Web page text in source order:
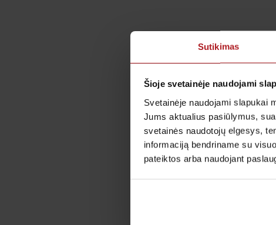
Sutikimas
Šioje svetainėje naudojami
Svetainėje naudojami slapukai
Jums aktualius pasiūlymus,
svetainės naudotojų elgesys,
informaciją bendriname su
pateiktos arba naudojant